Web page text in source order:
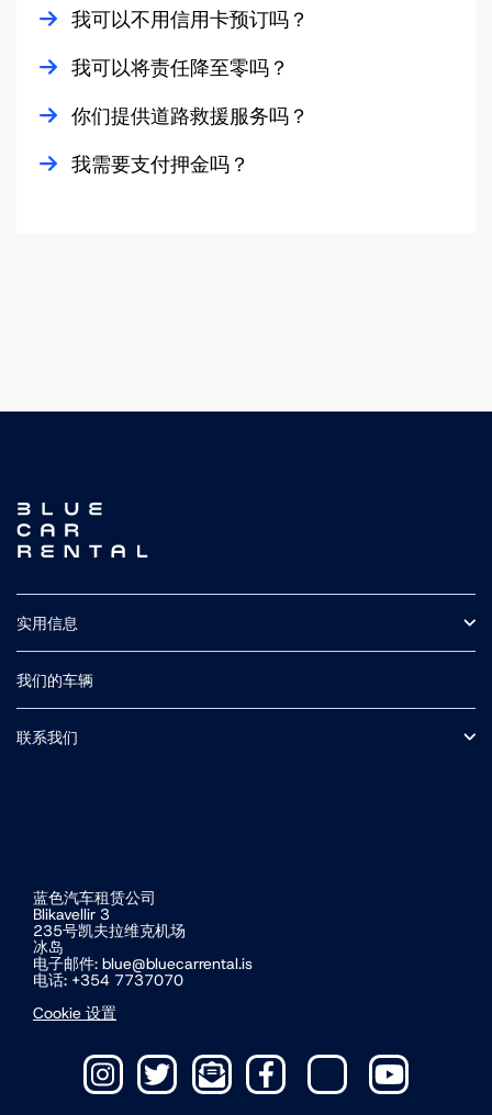
不可退款预订：取消预订不予退款。
增值税 碰撞损害豁免 (CDW)
碎石保护 (GP)
租赁2WD汽车或中型4WD/AWD汽车的租客必须年满20岁。
我可以不用信用卡预订吗？
可以，尽管信用卡支付是租赁车辆的最佳选择，但如果您的
借记卡具有在线支付功能，您也可以使用借记卡预订。
我可以将责任降至零吗？
是的，所有客户都可以选择我们的责任豁免，将责任降至
通过选择责任豁免，任何由我们的保险覆盖的损害责任金额
你们提供道路救援服务吗？
是的，我们提供24/7全天候道路救援服务。
我需要支付押金吗？
实用信息
保险
F路段（中央高地山路）
冰岛自驾
附加可选服务
接送
我们的车辆
中型 SUV
联系我们
蓝色汽车租赁公司
Blikavellir 3
235号凯夫拉维克机场
冰岛
电子邮件: blue@bluecarrental.is
电话: +354 7737070
Cookie 设置